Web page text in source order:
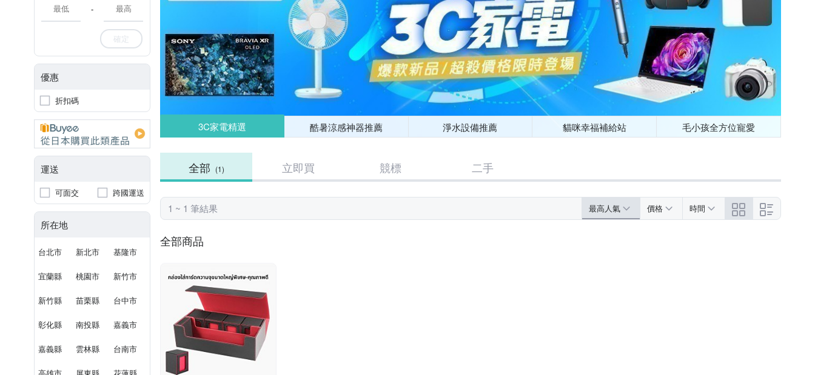
-
確定
優惠
折扣碼
運送
可面交 跨國運送
所在地
台北市 新北市 基隆市
宜蘭縣 桃園市 新竹市
新竹縣 苗栗縣 台中市
彰化縣 南投縣 嘉義市
嘉義縣 雲林縣 台南市
3C家電精選 酷暑涼感神器推薦 淨水設備推薦 貓咪幸福補給站 毛小孩全方位寵愛
全部 (1) 立即買 競標 二手
1 ~ 1 筆結果 最高人氣 價格 時間
全部商品